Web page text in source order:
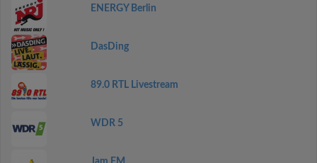
ENERGY Berlin
DasDing
89.0 RTL Livestream
WDR 5